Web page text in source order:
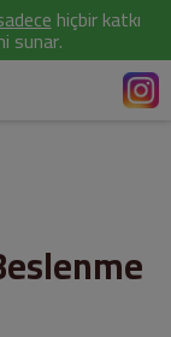
hiçbir katkı
sunar.